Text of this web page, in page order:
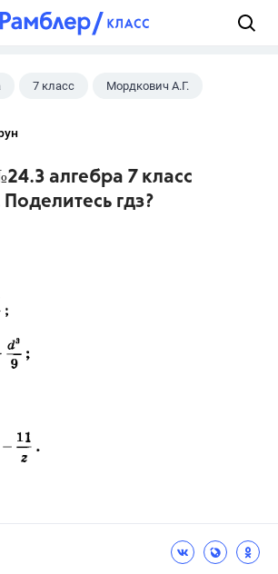
7 класс Мордкович А.Г.
алгебра 7 класс
гдз?